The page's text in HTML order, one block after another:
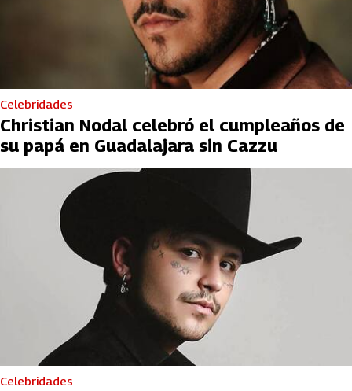
Celebridades
Christian Nodal celebró el cumpleaños de
su papá en Guadalajara sin Cazzu
Celebridades